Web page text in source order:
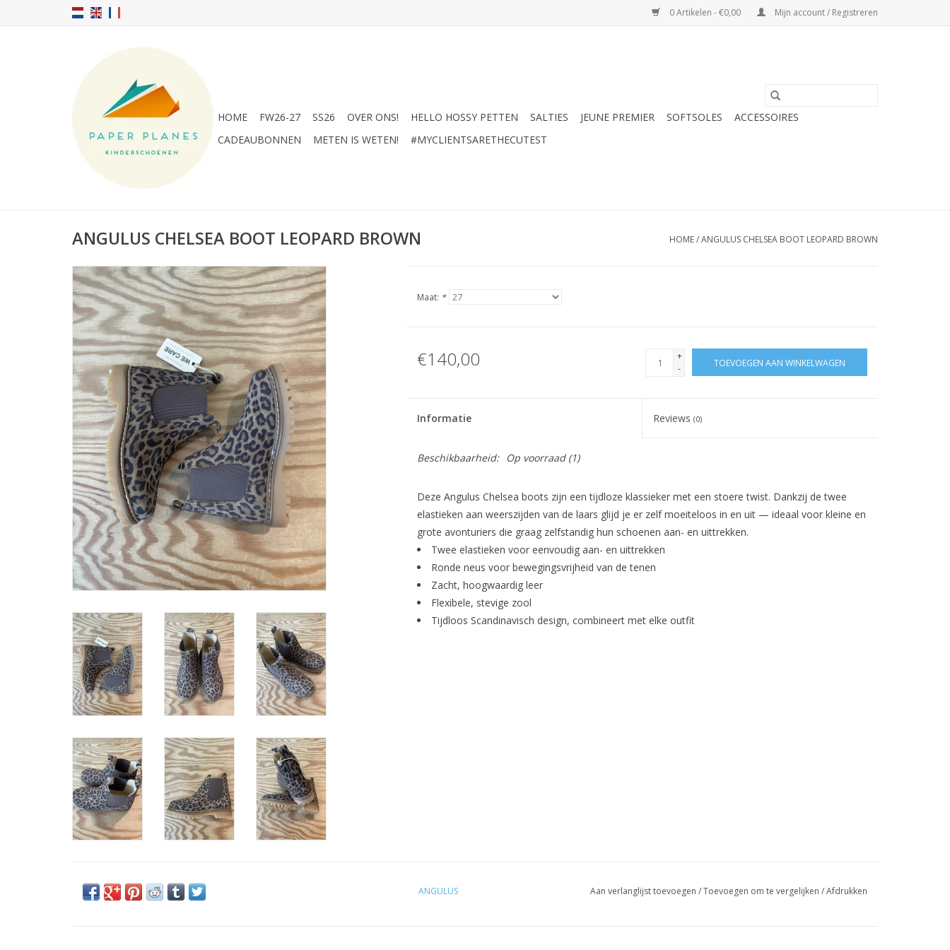
0 Artikelen - €0,00 Mijn account / Registreren
HOME FW26-27 SS26 OVER ONS! HELLO HOSSY PETTEN SALTIES JEUNE PREMIER SOFTSOLES
ACCESSOIRES
CADEAUBONNEN
METEN IS WETEN! #MYCLIENTSARETHECUTEST
ANGULUS CHELSEA BOOT LEOPARD BROWN HOME/ANGULUS CHELSEA BOOT LEOPARD BROWN
Maat: *
€140,00
+
-
TOEVOEGEN AAN WINKELWAGEN
Informatie Reviews(0)
Beschikbaarheid: Op voorraad(1)
Deze Angulus Chelsea boots zijn een tijdloze klassieker met een stoere twist. Dankzij de twee
elastieken aan weerszijden van de laars glijd je er zelf moeiteloos in en uit — ideaal voor kleine en
grote avonturiers die graag zelfstandig hun schoenen aan- en uittrekken.
Twee elastieken voor eenvoudig aan- en uittrekken
Ronde neus voor bewegingsvrijheid van de tenen
Zacht, hoogwaardig leer
Flexibele, stevige zool
Tijdloos Scandinavisch design, combineert met elke outfit
ANGULUS Aan verlanglijst toevoegen /Toevoegen om te vergelijken /Afdrukken